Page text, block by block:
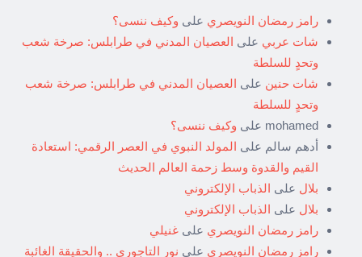
رامز رمضان النويصري على وكيف ننسى؟
شات عربي على العصيان المدني في طرابلس: صرخة شعب
وتحدٍ للسلطة
شات حنين على العصيان المدني في طرابلس: صرخة شعب
وتحدٍ للسلطة
mohamed على وكيف ننسى؟
أدهم سالم على المولد النبوي في العصر الرقمي: استعادة
القيم والقدوة وسط زحمة العالم الحديث
بلال على الذباب الإلكتروني
بلال على الذباب الإلكتروني
رامز رمضان النويصري على غنيلي
رامز رمضان النويصري على نور التاجوري .. والحقيقة الغائبة